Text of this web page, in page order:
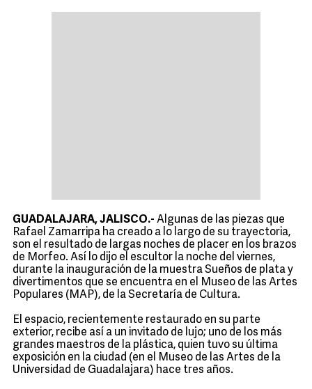
GUADALAJARA, JALISCO.- Algunas de las piezas que
Rafael Zamarripa ha creado a lo largo de su trayectoria,
son el resultado de largas noches de placer en los brazos
de Morfeo. Así lo dijo el escultor la noche del viernes,
durante la inauguración de la muestra Sueños de plata y
divertimentos que se encuentra en el Museo de las Artes
Populares (MAP), de la Secretaría de Cultura.
El espacio, recientemente restaurado en su parte
exterior, recibe así a un invitado de lujo; uno de los más
grandes maestros de la plástica, quien tuvo su última
exposición en la ciudad (en el Museo de las Artes de la
Universidad de Guadalajara) hace tres años.